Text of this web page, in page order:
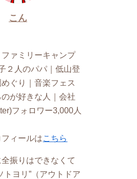
こん
ァミリーキャンプ
２人のパパ｜低山登
ぐり｜音楽フェス
のが好きな人｜会社
フォロワー3,000人
ィールはこちら
振りはできなくて
トヨリ”（アウトドア